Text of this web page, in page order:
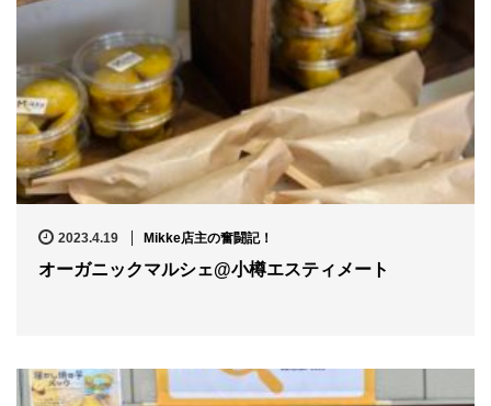
2023.4.19 Mikke店主の奮闘記！
オーガニックマルシェ@小樽エスティメート